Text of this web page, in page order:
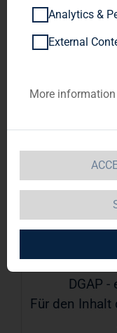
TAG
40 Abs.
Ziel der
DGAP -
Für den
Analytics &
External
More information